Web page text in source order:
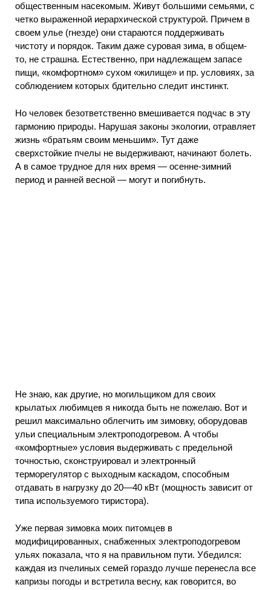
общественным насекомым. Живут большими семьями, с
четко выраженной иерархической структурой. Причем в
своем улье (гнезде) они стараются поддерживать
чистоту и порядок. Таким даже суровая зима, в общем-
то, не страшна. Естественно, при надлежащем запасе
пищи, «комфортном» сухом «жилище» и пр. условиях, за
соблюдением которых бдительно следит инстинкт.
Но человек безответственно вмешивается подчас в эту
гармонию природы. Нарушая законы экологии, отравляет
жизнь «братьям своим меньшим». Тут даже
сверхстойкие пчелы не выдерживают, начинают болеть.
А в самое трудное для них время — осенне-зимний
период и ранней весной — могут и погибнуть.
Не знаю, как другие, но могильщиком для своих
крылатых любимцев я никогда быть не пожелаю. Вот и
решил максимально облегчить им зимовку, оборудовав
ульи специальным электроподогревом. А чтобы
«комфортные» условия выдерживать с предельной
точностью, сконструировал и электронный
терморегулятор с выходным каскадом, способным
отдавать в нагрузку до 20—40 кВт (мощность зависит от
типа используемого тиристора).
Уже первая зимовка моих питомцев в
модифицированных, снабженных электроподогревом
ульях показала, что я на правильном пути. Убедился:
каждая из пчелиных семей гораздо лучше перенесла все
капризы погоды и встретила весну, как говорится, во